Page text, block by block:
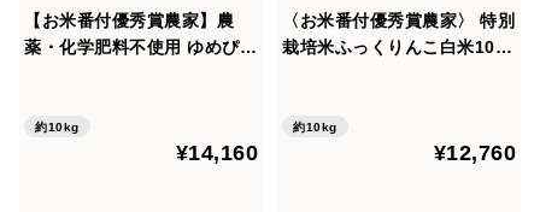
【お米番付優秀賞農家】農
薬・化学肥料不使用 ゆめぴり
約10kg
¥14,160
〈お米番付優秀賞農家〉 特別
栽培米ふっくりんこ白米10k
約10kg
¥12,760